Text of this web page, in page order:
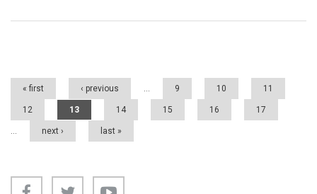
Pages
« first ‹ previous … 9 10 11
12 13 14 15 16 17
… next › last »